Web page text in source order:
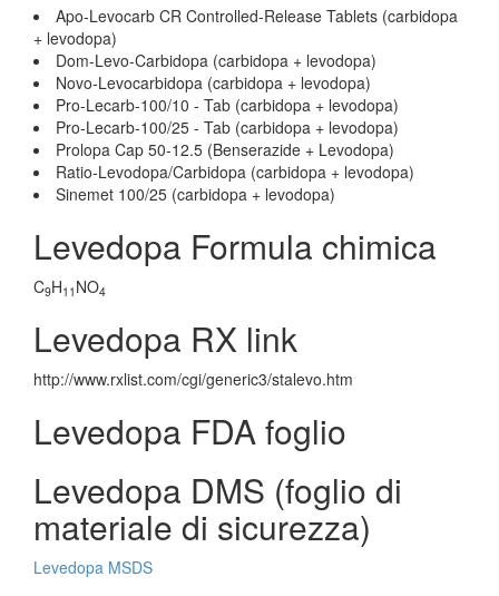
Apo-Levocarb CR Controlled-Release Tablets (carbidopa
+ levodopa)
Dom-Levo-Carbidopa (carbidopa + levodopa)
Novo-Levocarbidopa (carbidopa + levodopa)
Pro-Lecarb-100/10 - Tab (carbidopa + levodopa)
Pro-Lecarb-100/25 - Tab (carbidopa + levodopa)
Prolopa Cap 50-12.5 (Benserazide + Levodopa)
Ratio-Levodopa/Carbidopa (carbidopa + levodopa)
Sinemet 100/25 (carbidopa + levodopa)
Levedopa Formula chimica
C9H11 NO4
Levedopa RX link
http://www.rxlist.com/cgi/generic3/stalevo.htm
Levedopa FDA foglio
Levedopa DMS (foglio di
materiale di sicurezza)
Levedopa MSDS